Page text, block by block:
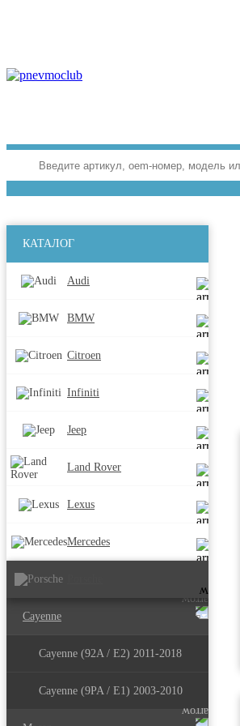
КАТАЛОГ
Audi
BMW
Citroen
Infiniti
Jeep
Land Rover
Lexus
Mercedes
Cayenne
Cayenne (92A / E2) 2011-2018
Cayenne (9PA / E1) 2003-2010